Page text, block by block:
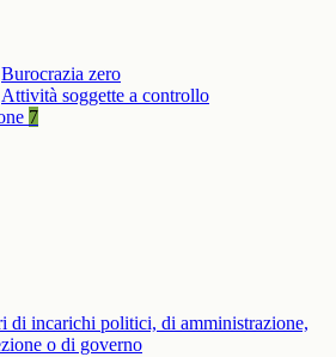
Burocrazia zero
Attività soggette a controllo
7
di incarichi politici, di amministrazione,
o di governo